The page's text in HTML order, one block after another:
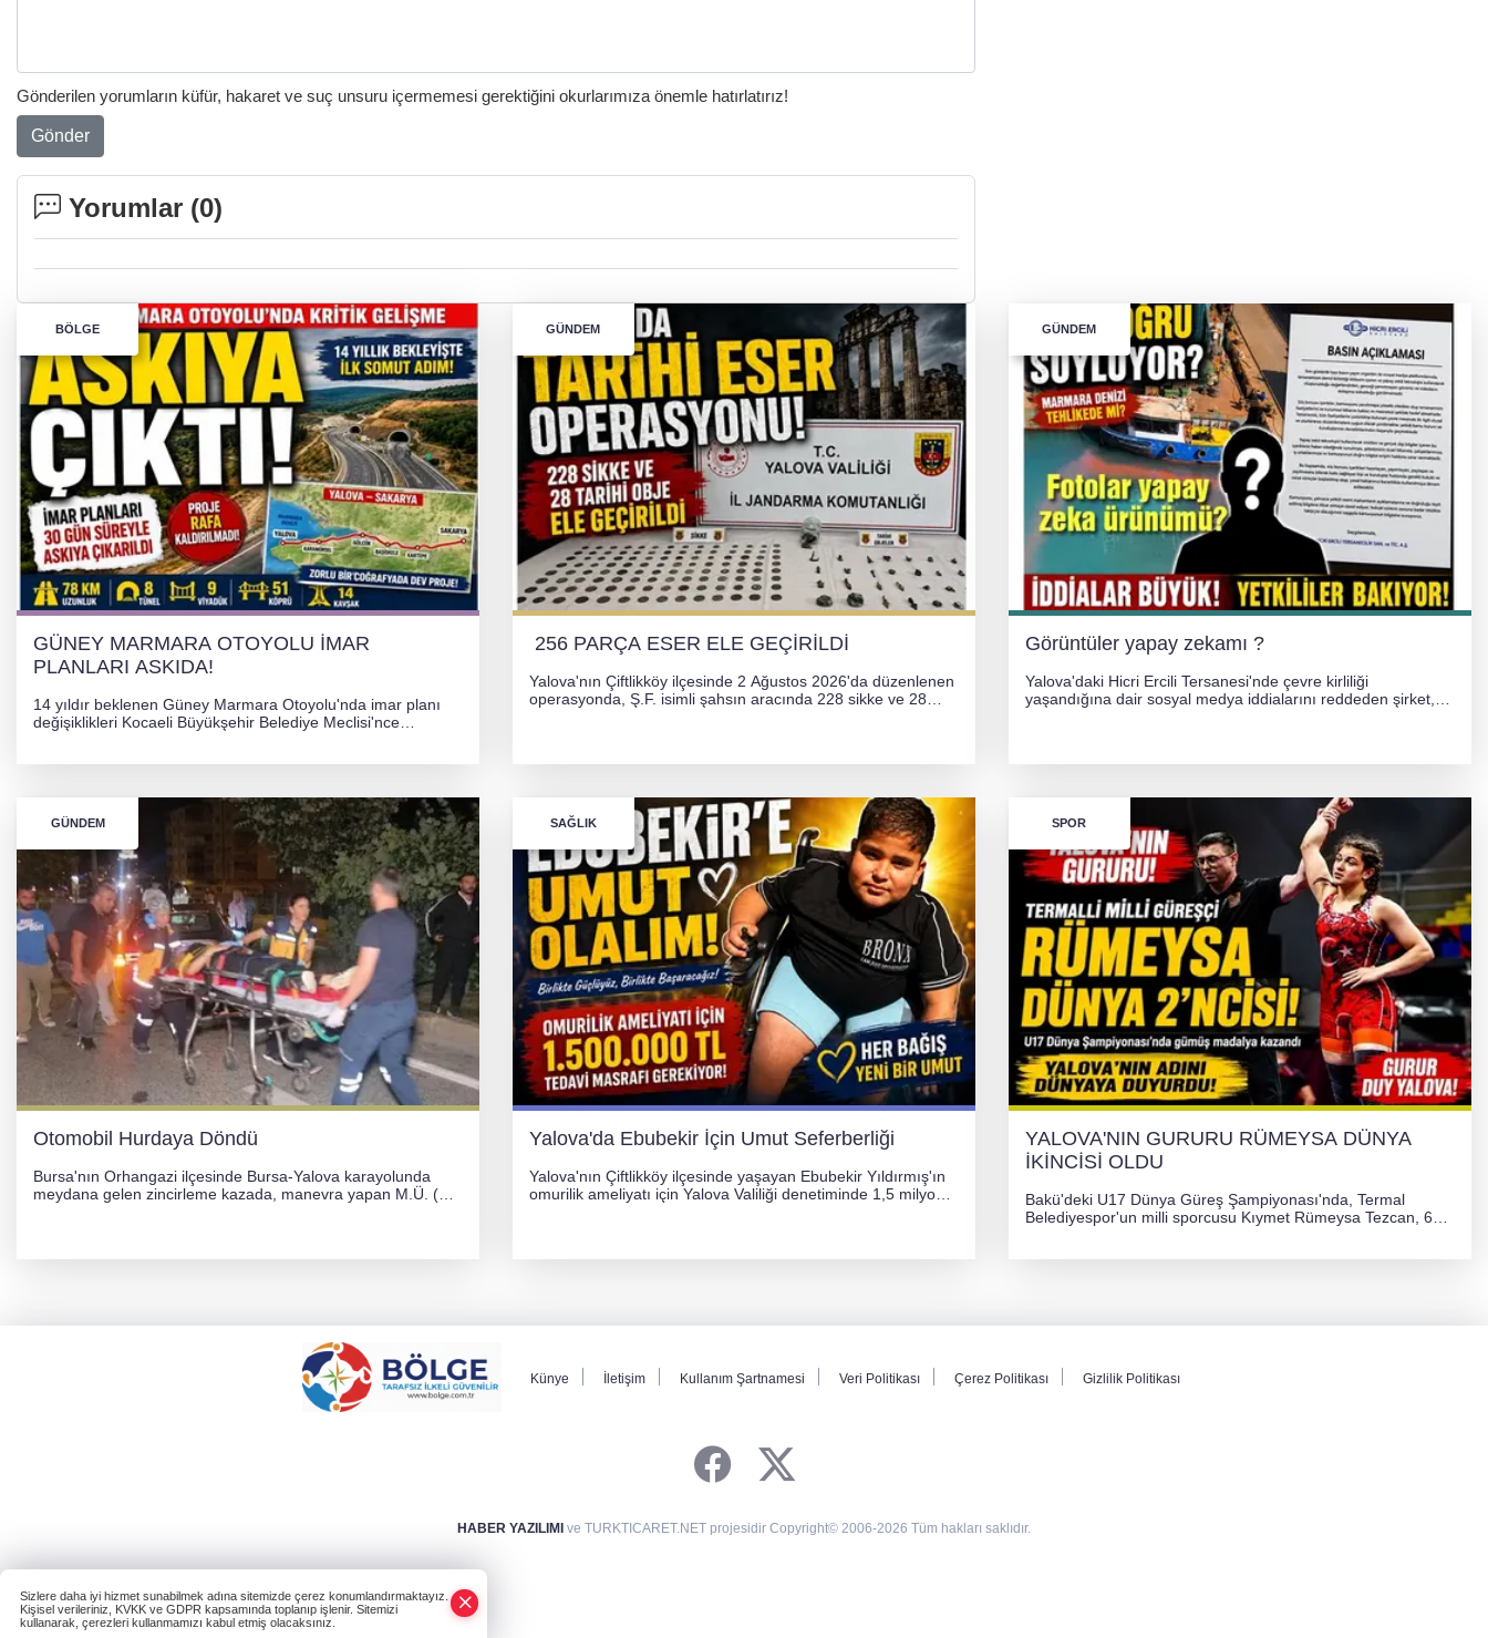
Gönderilen yorumların küfür, hakaret ve suç unsuru içermemesi gerektiğini okurlarımıza önemle hatırlatırız!
Gönder
Yorumlar (0)
BÖLGE
GÜNEY MARMARA OTOYOLU İMAR
PLANLARI ASKIDA!
14 yıldır beklenen Güney Marmara Otoyolu'nda imar planı
değişiklikleri Kocaeli Büyükşehir Belediye Meclisi'nce
GÜNDEM
256 PARÇA ESER ELE GEÇİRİLDİ
Yalova'nın Çiftlikköy ilçesinde 2 Ağustos 2026'da düzenlenen
operasyonda, Ş.F. isimli şahsın aracında 228 sikke ve 28
GÜNDEM
Görüntüler yapay zekamı ?
Yalova'daki Hicri Ercili Tersanesi'nde çevre kirliliği
yaşandığına dair sosyal medya iddialarını reddeden şirket,
GÜNDEM
Otomobil Hurdaya Döndü
Bursa'nın Orhangazi ilçesinde Bursa-Yalova karayolunda
meydana gelen zincirleme kazada, manevra yapan M.Ü. (35)
SAĞLIK
Yalova'da Ebubekir İçin Umut Seferberliği
Yalova'nın Çiftlikköy ilçesinde yaşayan Ebubekir Yıldırmış'ın
omurilik ameliyatı için Yalova Valiliği denetiminde 1,5 milyon
SPOR
YALOVA'NIN GURURU RÜMEYSA DÜNYA
İKİNCİSİ OLDU
Bakü'deki U17 Dünya Güreş Şampiyonası'nda, Termal
Belediyespor'un milli sporcusu Kıymet Rümeysa Tezcan, 69
Künye İletişim Kullanım Şartnamesi Veri Politikası Çerez Politikası Gizlilik Politikası
HABER YAZILIMI ve TURKTICARET.NET projesidir Copyright© 2006-2026 Tüm hakları saklıdır.
Sizlere daha iyi hizmet sunabilmek adına sitemizde çerez konumlandırmaktayız.
Kişisel verileriniz, KVKK ve GDPR kapsamında toplanıp işlenir. Sitemizi
kullanarak, çerezleri kullanmamızı kabul etmiş olacaksınız.